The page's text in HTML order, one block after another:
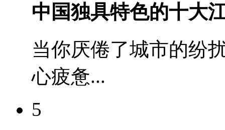
中国独具特色的十大
当你厌倦了城市的纷
心疲惫...
5